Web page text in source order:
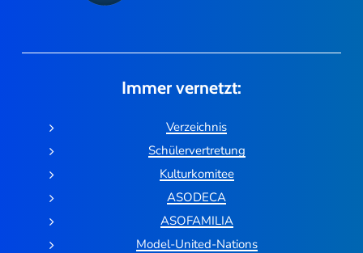
Immer vernetzt:
Verzeichnis
Schülervertretung
Kulturkomitee
ASODECA
ASOFAMILIA
Model-United-Nations